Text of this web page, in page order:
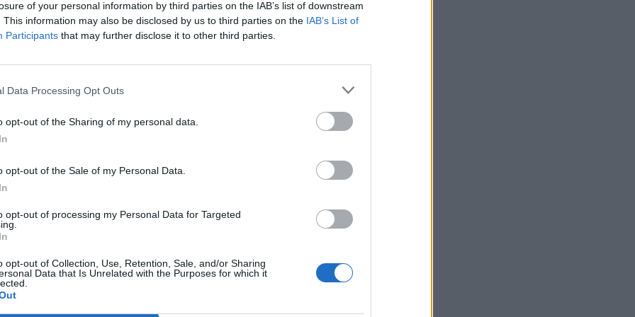
of your personal information by third parties on the IAB’s list of downstream
This information may also be disclosed by us to third parties on the IAB’s List of
Participants that may further disclose it to other third parties.
Data Processing Opt Outs
opt-out of the Sharing of my personal data.
opt-out of the Sale of my Personal Data.
opt-out of processing my Personal Data for Targeted
opt-out of Collection, Use, Retention, Sale, and/or Sharing
Data that Is Unrelated with the Purposes for which it
–
vuoksi
hurja
-näytöksessä